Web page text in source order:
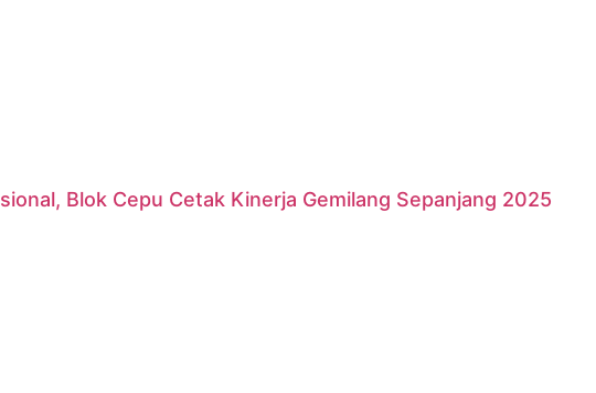
Blok Cepu Cetak Kinerja Gemilang Sepanjang 2025